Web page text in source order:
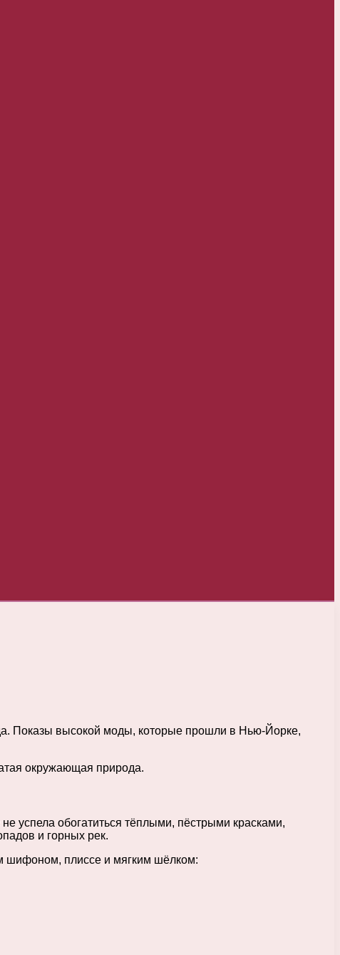
Показы высокой моды, которые прошли в Нью-Йорке,
окружающая природа.
успела обогатиться тёплыми, пёстрыми красками,
и горных рек.
шифоном, плиссе и мягким шёлком: